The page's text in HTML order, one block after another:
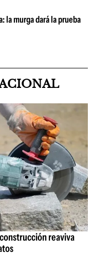
la murga dará la prueba
reaviva